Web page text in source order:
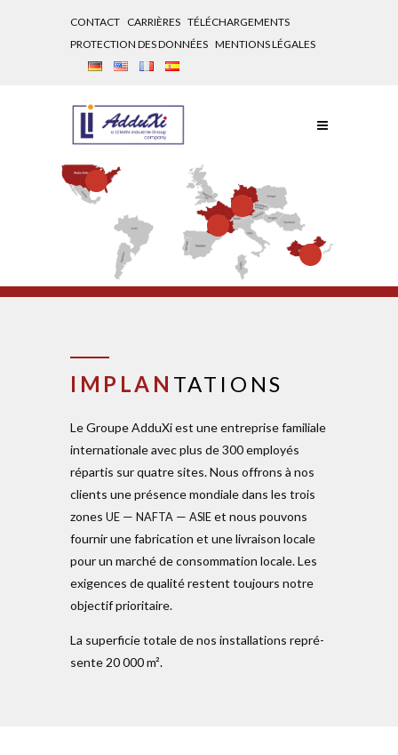
CONTACT CARRIÈRES TÉLÉCHARGEMENTS
PROTECTION DES DONNÉES MENTIONS LÉGALES
IMPLAN TATIONS
Le Groupe AdduXi est une ent­re­prise fami­liale
inter­na­tionale avec plus de 300 employés
répartis sur quatre sites. Nous offrons à nos
clients une pré­sence mon­diale dans les trois
zones UE — NAFTA — ASIE et nous pouvons
fournir une fabri­cation et une liv­raison locale
pour un marché de con­som­mation locale. Les
exi­gences de qualité restent tou­jours notre
objectif prio­ri­taire.
La super­ficie totale de nos instal­la­tions repré­
sente 20 000 m².